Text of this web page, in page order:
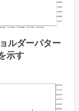
ルダーパター
示す